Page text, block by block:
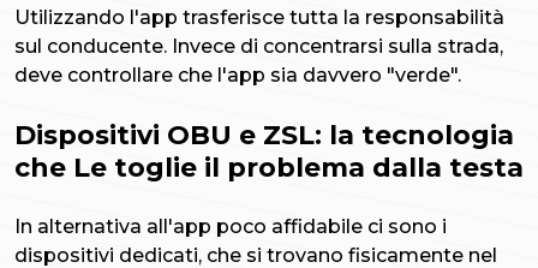
Utilizzando l'app trasferisce tutta la responsabilità
sul conducente. Invece di concentrarsi sulla strada,
deve controllare che l'app sia davvero "verde".
Dispositivi OBU e ZSL: la tecnologia
che Le toglie il problema dalla testa
In alternativa all'app poco affidabile ci sono i
dispositivi dedicati, che si trovano fisicamente nel